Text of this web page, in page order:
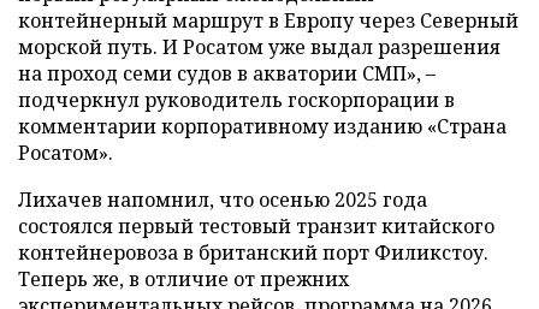
контейнерный маршрут в Европу через Северный
морской путь. И Росатом уже выдал разрешения
на проход семи судов в акватории СМП», –
подчеркнул руководитель госкорпорации в
комментарии корпоративному изданию «Страна
Росатом».
Лихачев напомнил, что осенью 2025 года
состоялся первый тестовый транзит китайского
контейнеровоза в британский порт Филикстоу.
Теперь же, в отличие от прежних